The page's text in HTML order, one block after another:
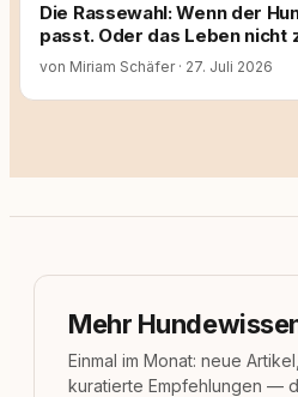
Die Rassewahl: Wenn der
passt. Oder das Leben nicht
von Miriam Schäfer · 27. Juli 2026
Mehr
Einmal im Monat: neue
kuratierte Empfehlungen —